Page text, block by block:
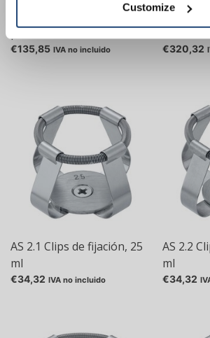
Customize
AS 130.3 Accesorio para
plato
€135,85 IVA no incluido
AS 130.4
tubos
€320,32
AS 2.1 Clips de fijación, 25
ml
€34,32 IVA no incluido
AS 2.2
ml
€34,32